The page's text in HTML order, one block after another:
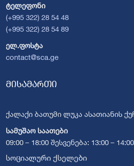
ტელეფონი
(+995 322) 28 54 48
(+995 322) 28 54 89
ელ.ფოსტა
contact@sca.ge
მისამართი
ქალაქი ბათუმი ლუკა ასათიანის
სამუშაო საათები
09:00 – 18:00 შესვენება: 13:00 – 14:00
სოციალური ქსელები